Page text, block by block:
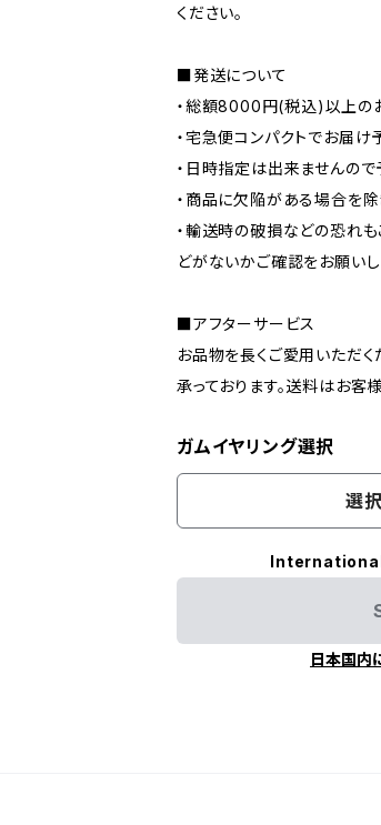
ください。
■発送について
・総額8000円(税込)以上の
・宅急便コンパクトでお届け
・日時指定は出来ませんので
・商品に欠陥がある場合を除
・輸送時の破損などの恐れ
どがないかご確認をお願いし
■アフターサービス
お品物を長くご愛用いただ
承っております。送料はお客
ガムイヤリング選択
選択
日本国内